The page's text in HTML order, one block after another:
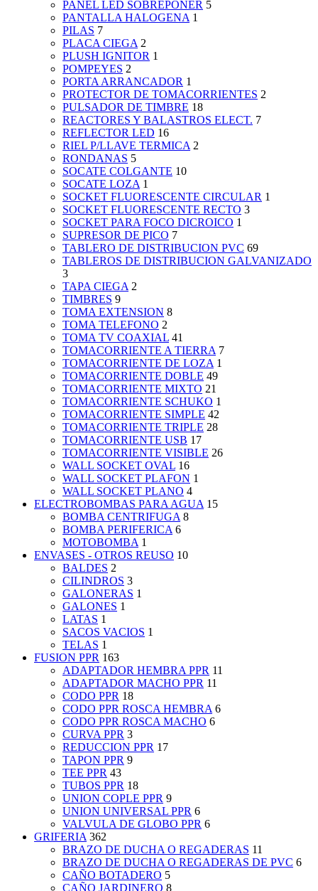
PANEL LED SOBREPONER 5
PANTALLA HALOGENA 1
PILAS 7
PLACA CIEGA 2
PLUSH IGNITOR 1
POMPEYES 2
PORTA ARRANCADOR 1
PROTECTOR DE TOMACORRIENTES 2
PULSADOR DE TIMBRE 18
REACTORES Y BALASTROS ELECT. 7
REFLECTOR LED 16
RIEL P/LLAVE TERMICA 2
RONDANAS 5
SOCATE COLGANTE 10
SOCATE LOZA 1
SOCKET FLUORESCENTE CIRCULAR 1
SOCKET FLUORESCENTE RECTO 3
SOCKET PARA FOCO DICROICO 1
SUPRESOR DE PICO 7
TABLERO DE DISTRIBUCION PVC 69
TABLEROS DE DISTRIBUCION GALVANIZADO
3
TAPA CIEGA 2
TIMBRES 9
TOMA EXTENSION 8
TOMA TELEFONO 2
TOMA TV COAXIAL 41
TOMACORRIENTE A TIERRA 7
TOMACORRIENTE DE LOZA 1
TOMACORRIENTE DOBLE 49
TOMACORRIENTE MIXTO 21
TOMACORRIENTE SCHUKO 1
TOMACORRIENTE SIMPLE 42
TOMACORRIENTE TRIPLE 28
TOMACORRIENTE USB 17
TOMACORRIENTE VISIBLE 26
WALL SOCKET OVAL 16
WALL SOCKET PLAFON 1
WALL SOCKET PLANO 4
ELECTROBOMBAS PARA AGUA 15
BOMBA CENTRIFUGA 8
BOMBA PERIFERICA 6
MOTOBOMBA 1
ENVASES - OTROS REUSO 10
BALDES 2
CILINDROS 3
GALONERAS 1
GALONES 1
LATAS 1
SACOS VACIOS 1
TELAS 1
FUSION PPR 163
ADAPTADOR HEMBRA PPR 11
ADAPTADOR MACHO PPR 11
CODO PPR 18
CODO PPR ROSCA HEMBRA 6
CODO PPR ROSCA MACHO 6
CURVA PPR 3
REDUCCION PPR 17
TAPON PPR 9
TEE PPR 43
TUBOS PPR 18
UNION COPLE PPR 9
UNION UNIVERSAL PPR 6
VALVULA DE GLOBO PPR 6
GRIFERIA 362
BRAZO DE DUCHA O REGADERAS 11
BRAZO DE DUCHA O REGADERAS DE PVC 6
CAÑO BOTADERO 5
CAÑO JARDINERO 8